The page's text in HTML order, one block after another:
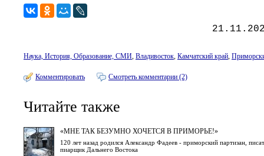
Наука, История, Образование, СМИ, Владивосток, Камчатский край,
Комментировать Смотреть комментарии (2)
Читайте также
«МНЕ ТАК БЕЗУМНО ХОЧЕТСЯ В ПРИМОРЬЕ!»
120 лет назад родился Александр Фадеев - приморский партизан,
пиарщик Дальнего Востока